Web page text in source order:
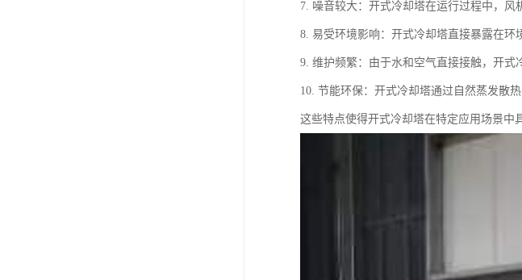
7. 噪音较大：开式冷却塔在运行过程中，风
8. 易受环境影响：开式冷却塔直接暴露在环
9. 维护频繁：由于水和空气直接接触，开式
10. 节能环保：开式冷却塔通过自然蒸发散
这些特点使得开式冷却塔在特定应用场景中